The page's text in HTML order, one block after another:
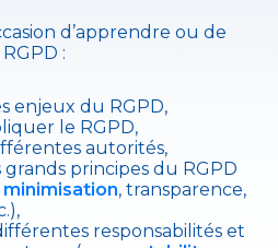
d’apprendre ou de
:
enjeux du RGPD,
le RGPD,
autorités,
principes du RGPD
minimisation, transparence,
responsabilités et